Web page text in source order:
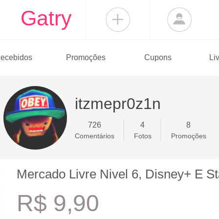
Gatry
Promoções Cupons
itzmepr0z1n
726
Comentários
4
Fotos
8
Promoções
Mercado Livre Nivel 6, Disney+ E
R$ 9,90